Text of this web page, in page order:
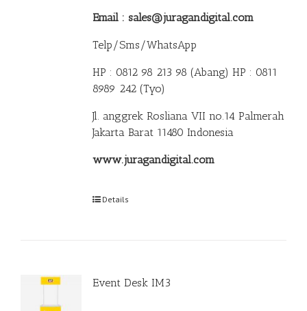
Email : sales@juragandigital.com
Telp/Sms/WhatsApp
HP : 0812 98 213 98 (Abang) HP : 0811
8989 242 (Tyo)
Jl. anggrek Rosliana VII no.14 Palmerah
Jakarta Barat 11480 Indonesia
www.juragandigital.com
Details
Event Desk IM3